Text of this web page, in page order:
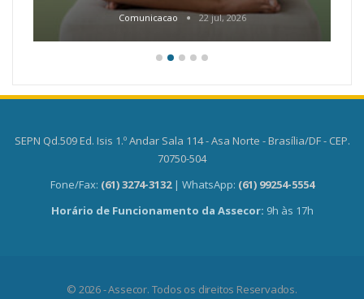
Comunicacao 22 jul, 2026
SEPN Qd.509 Ed. Isis 1.º Andar Sala 114 - Asa Norte - Brasília/DF - CEP.
70750-504
Fone/Fax: (61) 3274-3132 | WhatsApp: (61) 99254-5554
Horário de Funcionamento da Assecor: 9h às 17h
© 2026 - Assecor. Todos os direitos Reservados.